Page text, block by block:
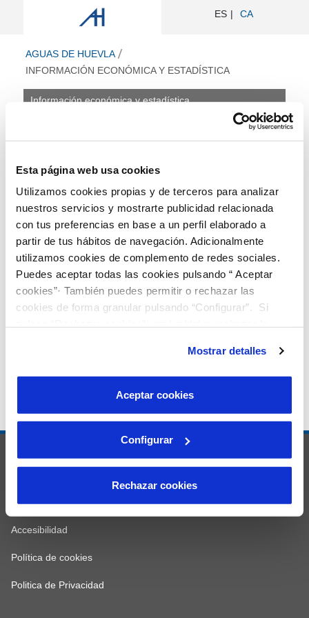
Esta página web usa cookies
Utilizamos cookies propias y de terceros para analizar
nuestros servicios y mostrarte publicidad relacionada
con tus preferencias en base a un perfil elaborado a
partir de tus hábitos de navegación. Adicionalmente
utilizamos cookies de complemento de redes sociales.
Puedes aceptar todas las cookies pulsando “ Aceptar
cookies”· También puedes permitir o rechazar las
cookies de forma granular pulsando “Configurar”. Si
son indispensables para que el sitio web funcione y que
por tanto no se pueden desactivar. Puedes consultar
más información en nuestra
Política de Cookies
Mostrar detalles
Aceptar cookies
Configurar
Rechazar cookies
Información económica y estadística
ES CA
AGUAS DE HUEVLA
INFORMACIÓN ECONÓMICA Y ESTADÍSTICA
Información económica y estadística
Información económica
Este apartado incluye información de presupuestos,
cuentas anuales e informes de auditorías así como
información estadística disponible sobre la calidad del
servicio.
Presupuesto Empresarial - 2024
Retribuciones de altos cargos
Cuentas anuales 2023
Volumen Presupuestario Licitación %
Aviso legal
Accesibilidad
Política de cookies
Politica de Privacidad